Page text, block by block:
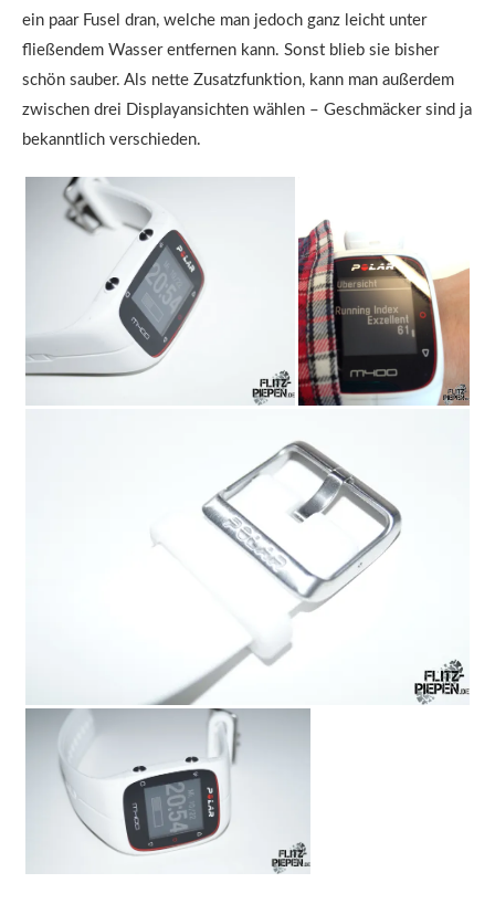
ein paar Fusel dran, welche man jedoch ganz leicht unter
fließendem Wasser entfernen kann. Sonst blieb sie bisher
schön sauber. Als nette Zusatzfunktion, kann man außerdem
zwischen drei Displayansichten wählen – Geschmäcker sind ja
bekanntlich verschieden.